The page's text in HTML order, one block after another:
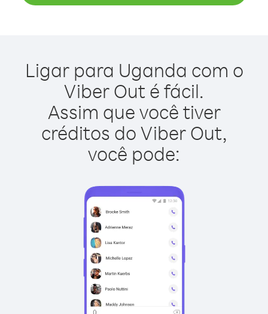
Ligar para Uganda com o
Viber Out é fácil.
Assim que você tiver
créditos do Viber Out,
você pode: